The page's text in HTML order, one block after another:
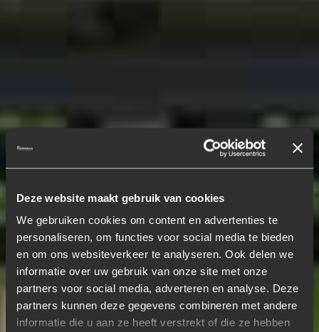
Deze website maakt gebruik van cookies
We gebruiken cookies om content en advertenties te
personaliseren, om functies voor social media te bieden
en om ons websiteverkeer te analyseren. Ook delen we
informatie over uw gebruik van onze site met onze
partners voor social media, adverteren en analyse. Deze
partners kunnen deze gegevens combineren met andere
informatie die u aan ze heeft verstrekt of die ze hebben